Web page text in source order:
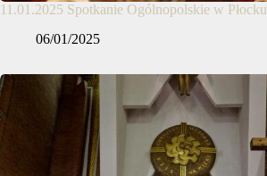
11.01.2025 Spotkanie Ogólnopolskie w Płocku
06/01/2025